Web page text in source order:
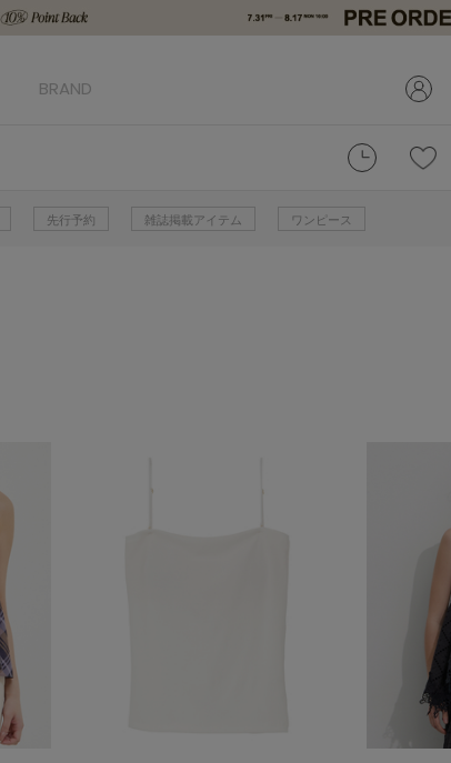
BRAND
先行予約 雑誌掲載アイテム ワンピース